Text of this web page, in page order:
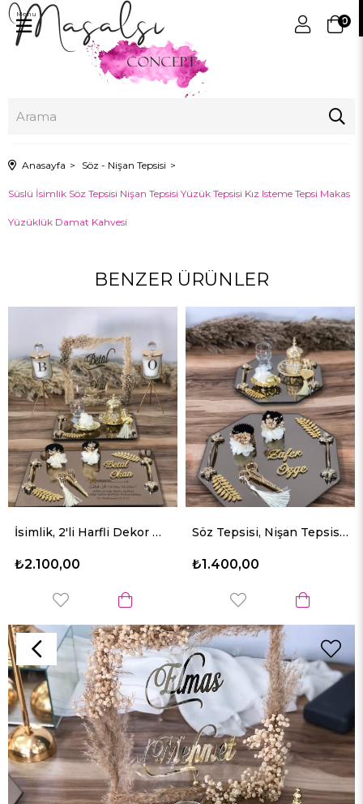
0
Menu
Anasayfa Söz - Nişan Tepsisi
Süslü İsimlik Söz Tepsisi Nişan Tepsisi Yüzük Tepsisi Kız Isteme Tepsi Makas
Yüzüklük Damat Kahvesi
BENZER ÜRÜNLER
İsimlik, 2'li Harfli Dekor Mum, Kazımalı Söz Nişan Tepsi Takımı Söz Tepsisi, Nişan Tepsisi, Yüzük Tepsisi, Isteme Tepsisi, Damat Fincanı, Damat Kadehi,damat Tepsisi
₺1.400,00
3'lü Dikdörtken
₺1.650,00